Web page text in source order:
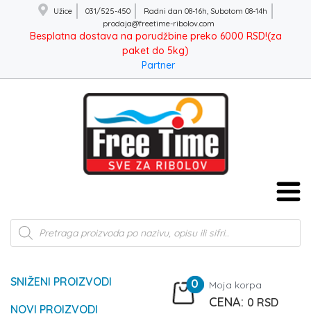
Užice 031/525-450
Radni dan 08-16h, Subotom 08-14h
prodaja@freetime-ribolov.com
Besplatna dostava na porudžbine preko 6000 RSD!(za
paket do 5kg)
Partner
Products
search
SNIŽENI PROIZVODI
NOVI PROIZVODI
0 Moja korpa
0 RSD